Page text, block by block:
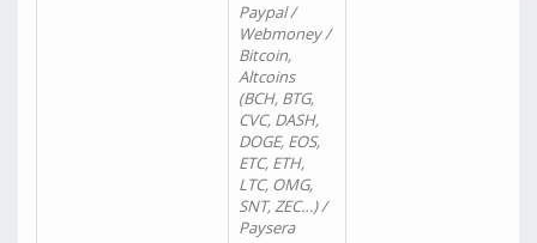
Paypal /
Webmoney /
Bitcoin,
Altcoins
(BCH, BTG,
CVC, DASH,
DOGE, EOS,
ETC, ETH,
LTC, OMG,
SNT, ZEC…) /
Paysera